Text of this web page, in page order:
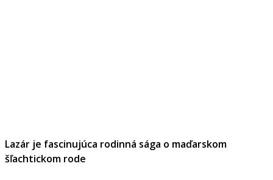
Lazár je fascinujúca rodinná sága o maďarskom
šľachtickom rode